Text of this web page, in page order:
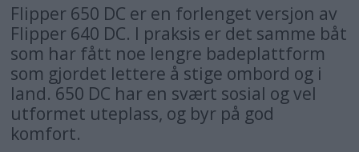
Flipper 650 DC er en forlenget versjon av
Flipper 640 DC. l praksis er det samme båt
som har fått noe lengre badeplattform
som gjordet lettere å stige ombord og i
land. 650 DC har en svært sosial og vel
utformet uteplass, og byr på god
komfort.